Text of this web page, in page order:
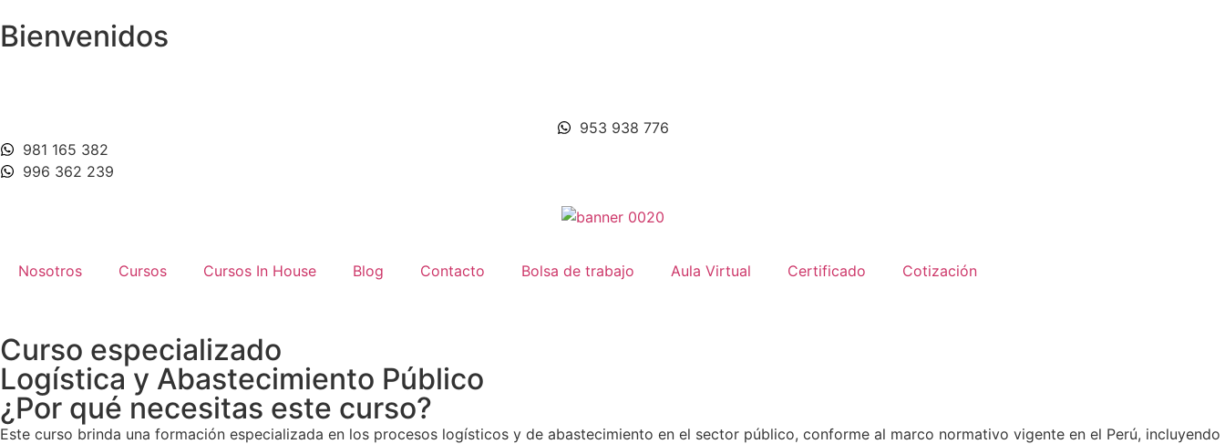
Bienvenidos
953 938 776
981 165 382
996 362 239
Nosotros Cursos Cursos In House Blog Contacto Bolsa de trabajo Aula Virtual Certificado Cotización
Curso especializado
Logística y Abastecimiento Público
¿Por qué necesitas este curso?
Este curso brinda una formación especializada en los procesos logísticos y de abastecimiento en el sector público, conforme al marco normativo vigente en el Perú, incluyendo